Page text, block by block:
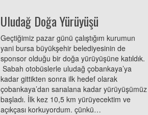
Uludağ Doğa Yürüyüşü
Geçtiğimiz pazar günü çalıştığım kurumun
yani bursa büyükşehir belediyesinin de
sponsor olduğu bir doğa yürüyüşüne katıldık.
Sabah otobüslerle uludağ çobankaya’ya
kadar gittikten sonra ilk hedef olarak
çobankaya’dan sarıalana kadar yürüyüşümüz
başladı. İlk kez 10,5 km yürüyecektim ve
açıkçası korkuyordum. çünkü…